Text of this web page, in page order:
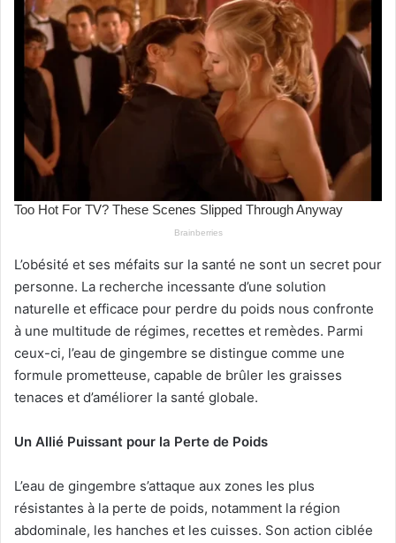
L’obésité et ses méfaits sur la santé ne sont un secret pour
personne. La recherche incessante d’une solution
naturelle et efficace pour perdre du poids nous confronte
à une multitude de régimes, recettes et remèdes. Parmi
ceux-ci, l’eau de gingembre se distingue comme une
formule prometteuse, capable de brûler les graisses
tenaces et d’améliorer la santé globale.
Un Allié Puissant pour la Perte de Poids
L’eau de gingembre s’attaque aux zones les plus
résistantes à la perte de poids, notamment la région
abdominale, les hanches et les cuisses. Son action ciblée